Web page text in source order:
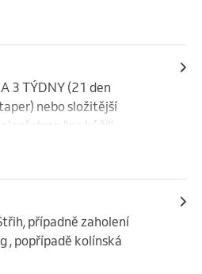
, kolínská
3 TÝDNY (21 den
nebo složitější
stran "na kůži",
mytí vlasů, styling ,
případně zaholení
, popřípadě kolínská